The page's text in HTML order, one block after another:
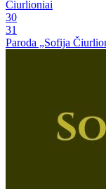
Čiurlioniai
30
31
Paroda „Sofija